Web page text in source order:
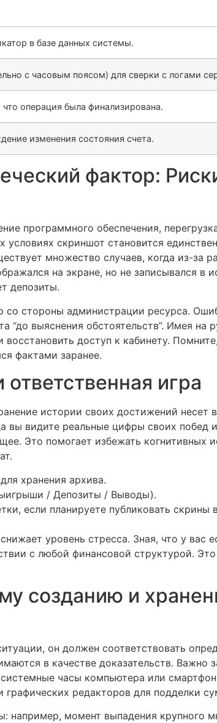
в базе данных системы.
с часовым поясом) для сверки с логами
операция была финализирована.
изменения состояния счета.
фактор:
программного обеспечения,
условиях скриншот становится
множество случаев, когда из-за
на экране, но не записывался в
депозиты.
со стороны администрации ресурса.
“до выяснения обстоятельств”. Имея
доступ к кабинету.
фактами заранее.
игра
истории своих достижений несет
вы видите реальные цифры своих
Это помогает избежать когнитивных
хранения архива.
/ Депозиты / Выводы).
если планируете публиковать
уровень стресса. Зная, что у вас
с любой финансовой структурой.
созданию и
он должен соответствовать
в качестве доказательств. Важно
часы компьютера или
редакторов для подделки
например, момент выпадения крупного